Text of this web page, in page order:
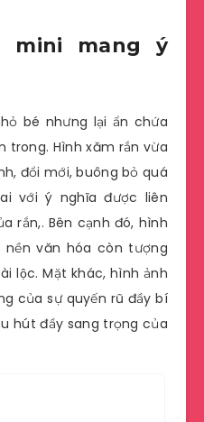
mini mang ý
bé nhưng lại ẩn chứa
trong. Hình xăm rắn vừa
đổi mới, buông bỏ quá
với ý nghĩa được liên
rắn,. Bên cạnh đó, hình
văn hóa còn tượng
lộc. Mặt khác, hình ảnh
của sự quyến rũ đầy bí
hút đầy sang trọng của